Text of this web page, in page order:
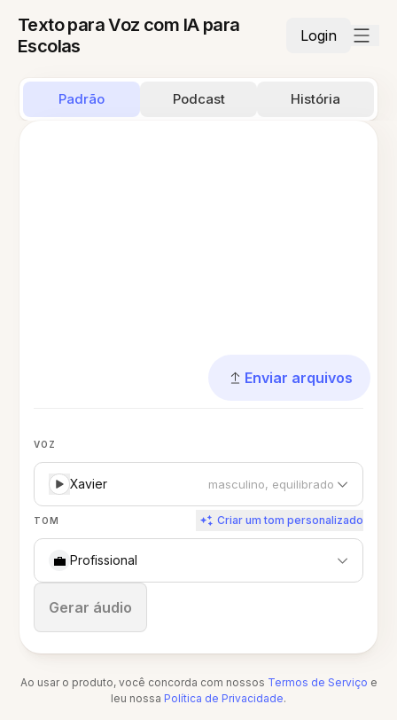
Texto para Voz com IA para
Escolas
Login
Padrão Podcast História
Enviar arquivos
VOZ
Xavier masculino, equilibrado
TOM Criar um tom personalizado
💼 Profissional
Gerar áudio
Parar
Ao usar o produto, você concorda com nossos Termos de Serviço e
leu nossa Política de Privacidade.